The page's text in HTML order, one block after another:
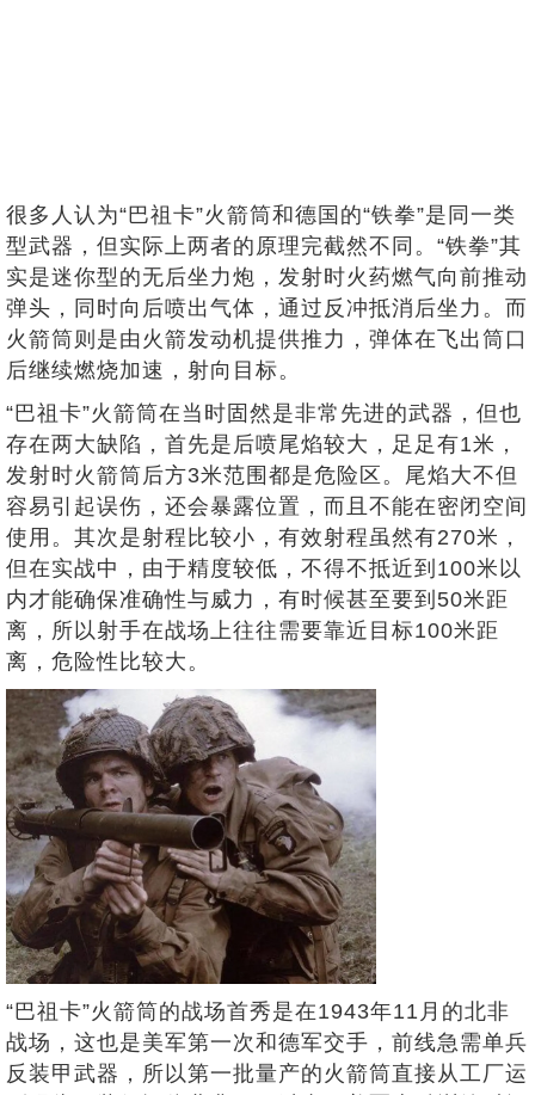
很多人认为“巴祖卡”火箭筒和德国的“铁拳”是同一类
型武器，但实际上两者的原理完截然不同。“铁拳”其
实是迷你型的‌无后坐力炮‌，发射时火药燃气‌向前推动
弹头，同时向后喷出气体‌，通过反冲抵消后坐力。而
火箭筒则是由‌火箭发动机‌提供推力，弹体在飞出筒口
后‌继续燃烧加速‌，射向目标。
“巴祖卡”火箭筒在当时固然是非常先进的武器，但也
存在两大缺陷，首先是后喷尾焰较大，足足有1米，
发射时火箭筒后方3米范围都是危险区。尾焰大不但
容易引起误伤，还会暴露位置，而且不能在密闭空间
使用。其次是射程比较小，有效射程虽然有270米，
但在实战中，由于精度较低，不得不抵近到100米以
内才能确保准确性与威力，有时候甚至要到50米距
离，所以射手在战场上往往需要靠近目标100米距
离，危险性比较大。
“巴祖卡”火箭筒的战场首秀是在1943年11月的北非
战场，这也是美军第一次和德军交手，前线急需单兵
反装甲武器，所以第一批量产的火箭筒直接从工厂运